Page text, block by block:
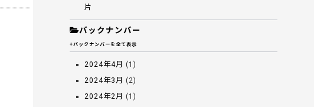
片
バックナンバー
+バックナンバーを全て表示
2024年4月 (1)
2024年3月 (2)
2024年2月 (1)